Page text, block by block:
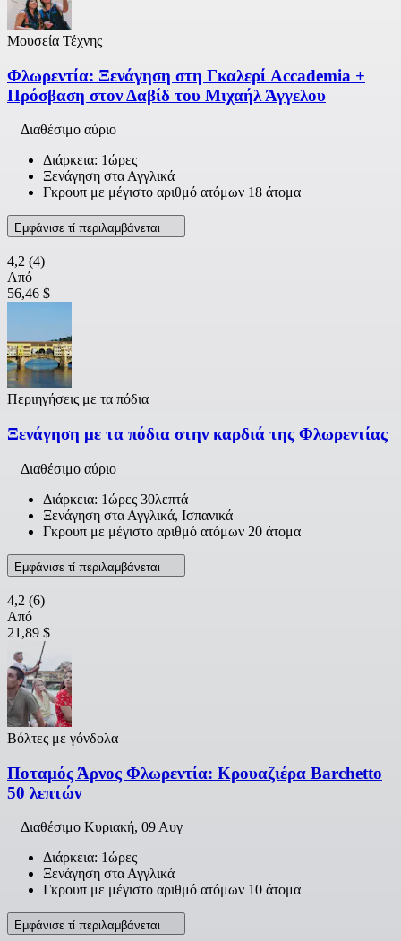
Μουσεία Τέχνης
Φλωρεντία: Ξενάγηση στη Γκαλερί Accademia +
Πρόσβαση στον Δαβίδ του Μιχαήλ Άγγελου
Διαθέσιμο αύριο
Διάρκεια: 1ώρες
Ξενάγηση στα Αγγλικά
Γκρουπ με μέγιστο αριθμό ατόμων 18 άτομα
Εμφάνισε τί περιλαμβάνεται
4,2 (4)
Από
56,46 $
Περιηγήσεις με τα πόδια
Ξενάγηση με τα πόδια στην καρδιά της Φλωρεντίας
Διαθέσιμο αύριο
Διάρκεια: 1ώρες 30λεπτά
Ξενάγηση στα Αγγλικά, Ισπανικά
Γκρουπ με μέγιστο αριθμό ατόμων 20 άτομα
Εμφάνισε τί περιλαμβάνεται
4,2 (6)
Από
21,89 $
Βόλτες με γόνδολα
Ποταμός Άρνος Φλωρεντία: Κρουαζιέρα Barchetto
50 λεπτών
Διαθέσιμο Κυριακή, 09 Αυγ
Διάρκεια: 1ώρες
Ξενάγηση στα Αγγλικά
Γκρουπ με μέγιστο αριθμό ατόμων 10 άτομα
Εμφάνισε τί περιλαμβάνεται